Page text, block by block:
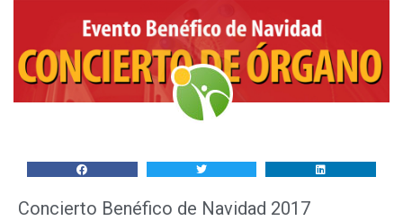
Concierto Benéfico de Navidad 2017